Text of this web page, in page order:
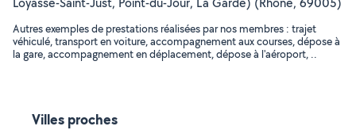
Autres exemples de prestations réalisées par nos membres : trajet
véhiculé, transport en voiture, accompagnement aux courses, dépose à
la gare, accompagnement en déplacement, dépose à l'aéroport, ..
Villes proches